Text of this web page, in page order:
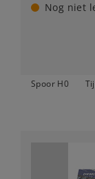
Nog niet
Spoor H0